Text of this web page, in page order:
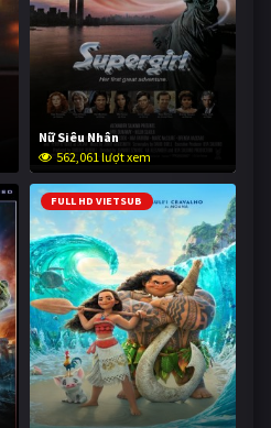
Nữ Siêu Nhân
562,061 lượt xem
FULL HD VIETSUB